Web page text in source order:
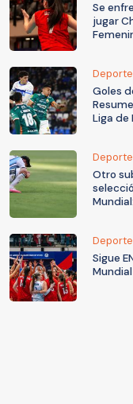
Se
jugar
Goles
Liga de
Otro
Sigue